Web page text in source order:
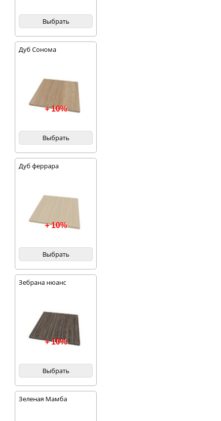
Выбрать
Дуб Сонома
+ 10%
Выбрать
Дуб феррара
+ 10%
Выбрать
Зебрана нюанс
+ 10%
Выбрать
Зеленая Мамба